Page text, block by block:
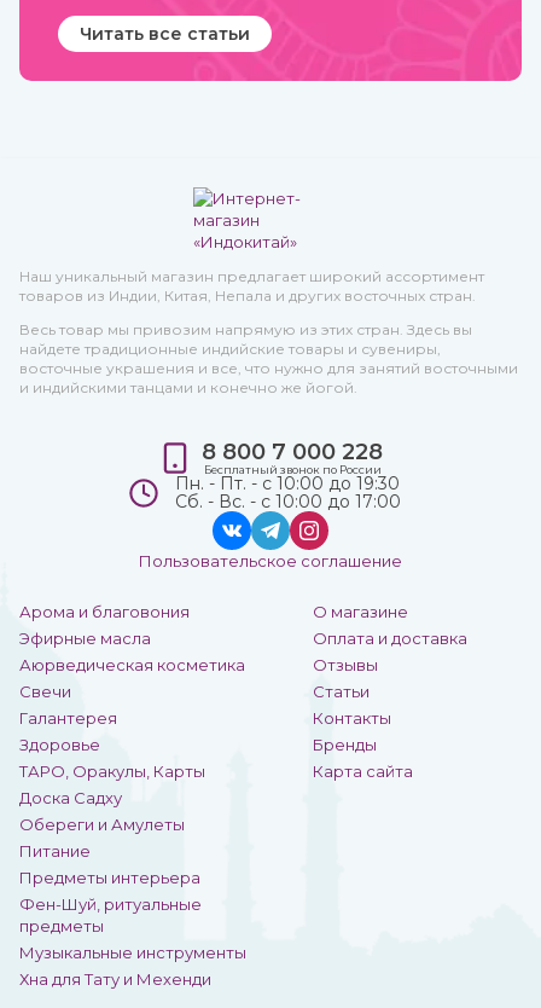
Читать все статьи
Наш уникальный магазин предлагает широкий ассортимент
товаров из Индии, Китая, Непала и других восточных стран.
Весь товар мы привозим напрямую из этих стран. Здесь вы
найдете традиционные индийские товары и сувениры,
восточные украшения и все, что нужно для занятий восточными
и индийскими танцами и конечно же йогой.
Арома и благовония
Эфирные масла
Аюрведическая косметика
Свечи
Галантерея
Здоровье
ТАРО, Оракулы, Карты
Доска Садху
Обереги и Амулеты
Питание
Предметы интерьера
Фен-Шуй, ритуальные
предметы
Музыкальные инструменты
Хна для Тату и Мехенди
О магазине
Оплата и доставка
Отзывы
Статьи
Контакты
Бренды
Карта сайта
8 800 7 000 228
Бесплатный звонок по России
Пн. - Пт. - с 10:00 до 19:30
Сб. - Вс. - с 10:00 до 17:00
Пользовательское соглашение